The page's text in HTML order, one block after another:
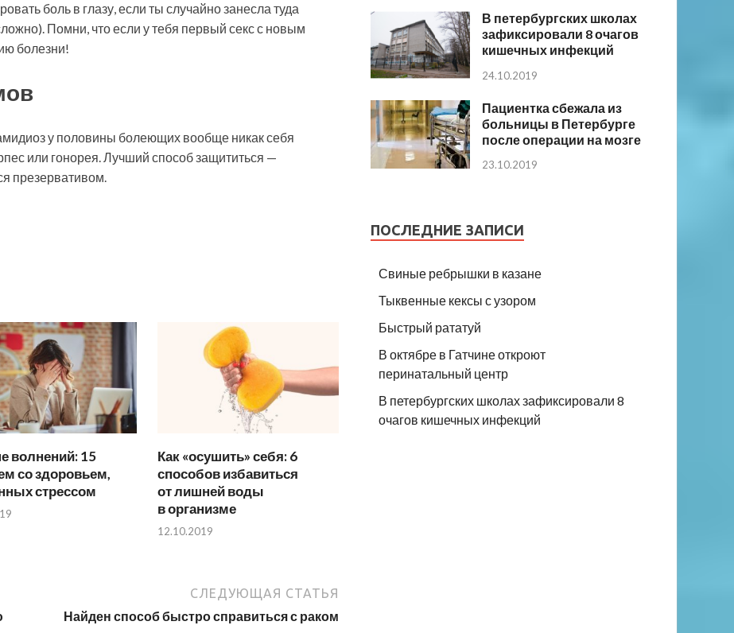
боль в глазу, если ты случайно занесла туда
Помни, что если у тебя первый секс с новым
болезни!
у половины болеющих вообще никак себя
или гонорея. Лучший способ защититься —
презервативом.
волнений: 15
со здоровьем,
стрессом
Как «осушить» себя: 6
способов избавиться
от лишней воды
в организме
12.10.2019
СЛЕДУЮЩАЯ СТАТЬЯ
Найден способ быстро справиться с раком
В петербургских школах
зафиксировали 8 очагов
кишечных инфекций
24.10.2019
Пациентка сбежала из
больницы в Петербурге
после операции на мозге
23.10.2019
ПОСЛЕДНИЕ ЗАПИСИ
Свиные ребрышки в казане
Тыквенные кексы с узором
Быстрый рататуй
В октябре в Гатчине откроют
перинатальный центр
В петербургских школах зафиксировали 8
очагов кишечных инфекций